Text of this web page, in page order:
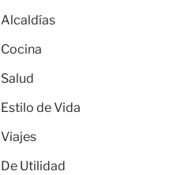
Alcaldías
Cocina
Salud
Estilo de Vida
Viajes
De Utilidad